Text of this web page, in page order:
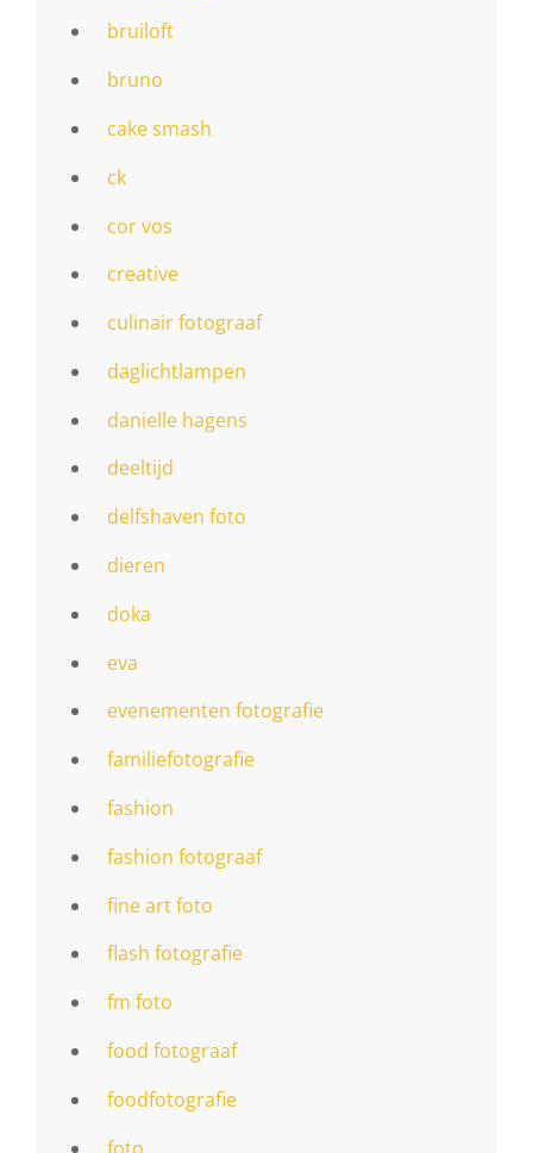
bruiloft
bruno
cake smash
ck
cor vos
creative
culinair fotograaf
daglichtlampen
danielle hagens
deeltijd
delfshaven foto
dieren
doka
eva
evenementen fotografie
familiefotografie
fashion
fashion fotograaf
fine art foto
flash fotografie
fm foto
food fotograaf
foodfotografie